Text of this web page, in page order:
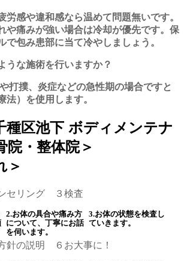
感や違和感なら温めて問題無いです。
や痛みが強い場合は冷却が優先です。保
で包み患部に当て冷やしましょう。
な施術を行いますか？
打撲、炎症などの急性期の場合ですと
法）を使用します。
種区池下 ボディメンテナ
院・整体院＞
＞
2.お体の具合や痛み方
について、丁寧にお話
を伺います。
3.お体の状態を検査し
ていきます。